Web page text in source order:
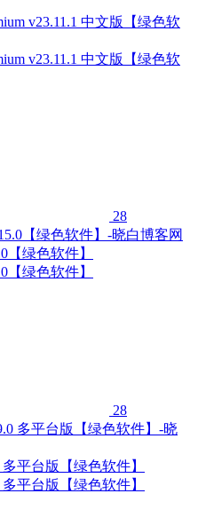
v23.11.1 中文版【绿色软
v23.11.1 中文版【绿色软
28
【绿色软件】
【绿色软件】
28
平台版【绿色软件】
平台版【绿色软件】